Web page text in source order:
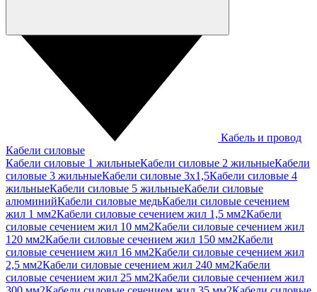
Кабель и провод
Кабели силовые
Кабели силовые 1 жильныеКабели силовые 2 жильныеКабели
силовые 3 жильныеКабели силовые 3х1,5Кабели силовые 4
жильныеКабели силовые 5 жильныеКабели силовые
алюминийКабели силовые медьКабели силовые сечением
жил 1 мм2Кабели силовые сечением жил 1,5 мм2Кабели
силовые сечением жил 10 мм2Кабели силовые сечением жил
120 мм2Кабели силовые сечением жил 150 мм2Кабели
силовые сечением жил 16 мм2Кабели силовые сечением жил
2,5 мм2Кабели силовые сечением жил 240 мм2Кабели
силовые сечением жил 25 мм2Кабели силовые сечением жил